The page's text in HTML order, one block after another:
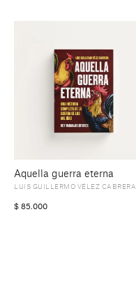
Aquella guerra eterna
LUIS GUILLERMO VÉLEZ CABRERA
$ 85.000